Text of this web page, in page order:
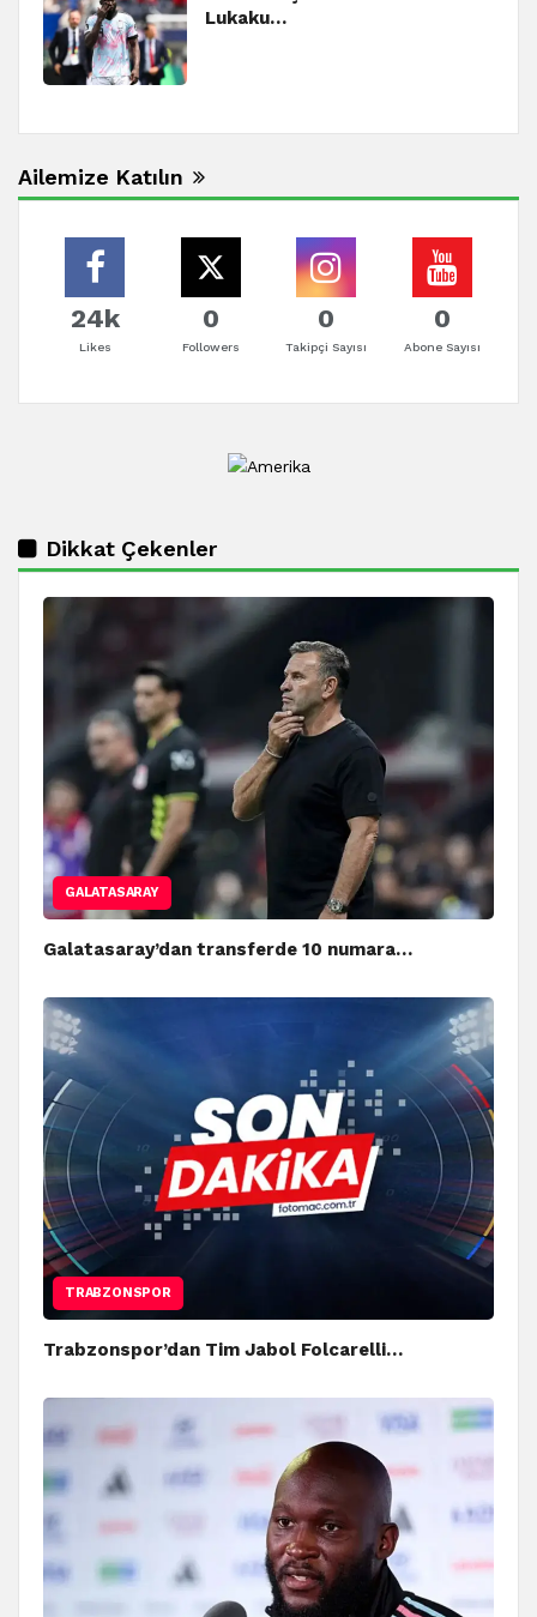
Lukaku…
Ailemize Katılın
24k
Likes
0
Followers
0
Takipçi Sayısı
0
Abone Sayısı
Dikkat Çekenler
GALATASARAY
Galatasaray’dan transferde 10 numara…
TRABZONSPOR
Trabzonspor’dan Tim Jabol Folcarelli…